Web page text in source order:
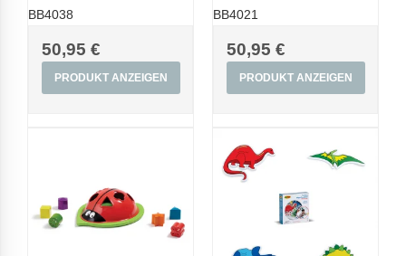
BB4038
50,95 €
PRODUKT ANZEIGEN
BB4021
50,95 €
PRODUKT ANZEIGEN